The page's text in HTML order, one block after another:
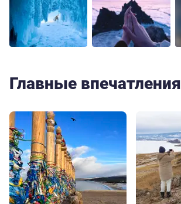
Главные впечатления